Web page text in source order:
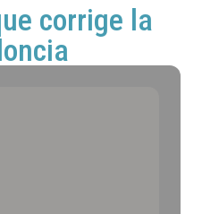
corrige la